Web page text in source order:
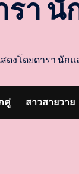
รา
ดงโดยดารา นั
คู่ สาวสายวาย